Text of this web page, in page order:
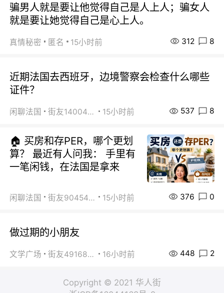
骗男人就是要让他觉得自己是人上人；骗女人
就是要让她觉得自己是心上人。
真情秘密 匿名 15小时前 312 8
近期法国去西班牙，边境警察会检查什么哪些
证件？
闲聊法国 街友14004820 15小时前 537 8
🏠 买房和存PER，哪个更划
算？ 最近有人问我： 手里有
一笔闲钱，在法国是拿来
闲聊法国 街友90454511 15小时前 376 0
做过期的小朋友
文学广场 街友49168527 16小时前 448 2
Copyright © 2021 华人街